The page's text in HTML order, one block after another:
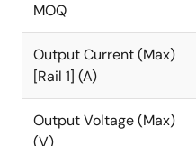
MOQ
Output Current (Max)
[Rail 1] (A)
Output Voltage (Max)
(V)